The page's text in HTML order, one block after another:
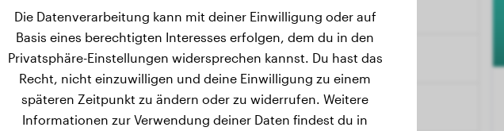
Die Datenverarbeitung kann mit deiner Einwilligung oder auf
Basis eines berechtigten Interesses erfolgen, dem du in den
Privatsphäre-Einstellungen widersprechen kannst. Du hast das
Recht, nicht einzuwilligen und deine Einwilligung zu einem
späteren Zeitpunkt zu ändern oder zu widerrufen. Weitere
Informationen zur Verwendung deiner Daten findest du in